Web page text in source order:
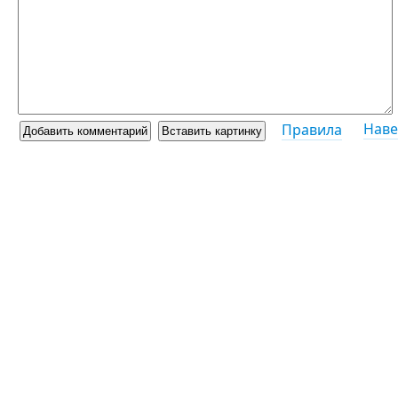
Правила